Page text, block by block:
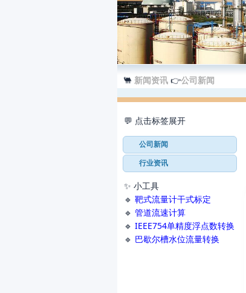
🐫 新闻资讯 👉公司新闻
💬 点击标签展开
公司新闻
行业资讯
✨ 小工具
🔹 靶式流量计干式标定
🔹 管道流速计算
🔹 IEEE754单精度浮点数转换
🔹 巴歇尔槽水位流量转换